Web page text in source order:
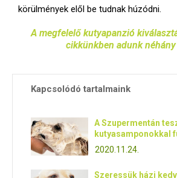
körülmények elől be tudnak húzódni.
A megfelelő kutyapanzió
cikkünkben adunk
Kapcsolódó tartalmaink
A Szupermentán
kutyasamponokkal
2020.11.24.
Szeressük házi